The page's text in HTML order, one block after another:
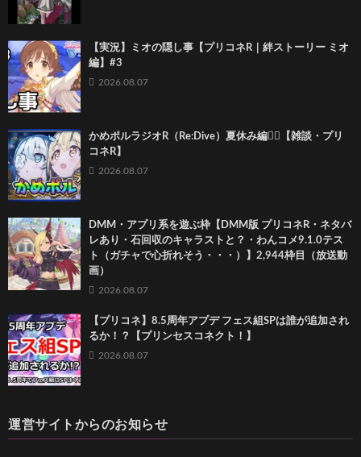
【実況】ミオの隠し事【プリコネR｜絆ストーリー ミオ
編】#3
2026.08.07
かめポルラジオR（Re:Dive）⁠夏休み編🏄‍♀️【雑談・プリ
コネR】
2026.08.07
DMM・アプリ系を遊ぶ枠【DMM版 プリコネR・ネタバ
レあり・石回収のキャラストと？・わんコメ9.1.0テス
ト（ガチャで心折れそう・・・）】2,944枠目（放送動
画）
2026.08.07
【プリコネ】8.5周年アプデ フェス組SPは誰が追加され
るか！？【プリンセスコネクト！】
2026.08.07
運営サイトからのお知らせ